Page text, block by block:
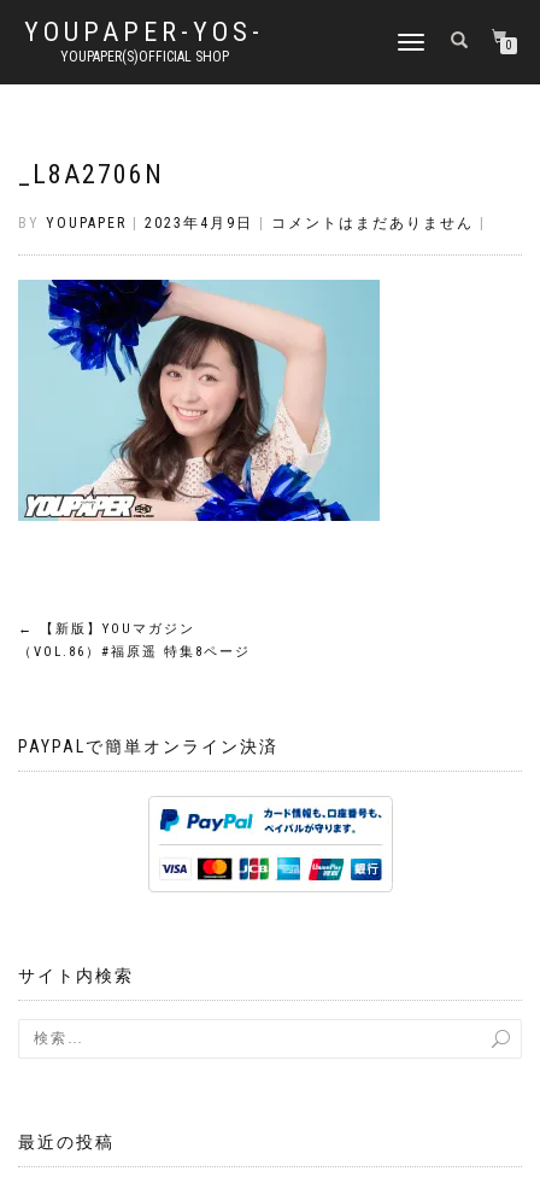
YOUPAPER-YOS-
YOUPAPER(S)OFFICIAL SHOP
ナ
ゲ
り
0
_L8A2706N
BY YOUPAPER 2023年4月9日 コメントはまだありません
投
ナ
ョ
ン
←
【新版】YOUマガジン
（VOL.86）#福原遥 特集8ページ
PAYPALで簡単オンライン決済
サイト内検索
最近の投稿